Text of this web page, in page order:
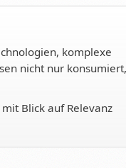
komplexe
nicht nur konsumiert,
Blick auf Relevanz